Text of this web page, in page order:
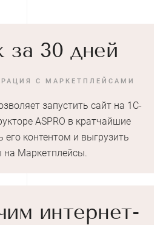
за 30 дней
С МАРКЕТПЛЕЙСАМИ
запустить сайт на 1С-
ASPRO в кратчайшие
его контентом и выгрузить
на Маркетплейсы.
интернет-